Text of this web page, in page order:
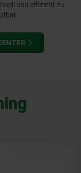
und effizient zu